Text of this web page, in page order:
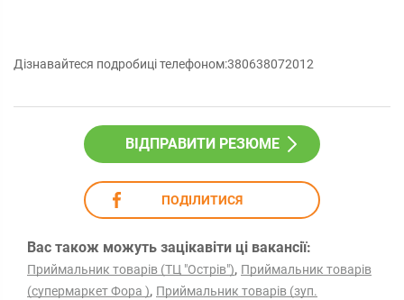
Дізнавайтеся подробиці телефоном:380638072012
ВІДПРАВИТИ РЕЗЮМЕ
ПОДІЛИТИСЯ
Вас також можуть зацікавіти ці вакансії:
Приймальник товарів (ТЦ "Острів"), Приймальник товарів
(супермаркет Фора ), Приймальник товарів (зуп.